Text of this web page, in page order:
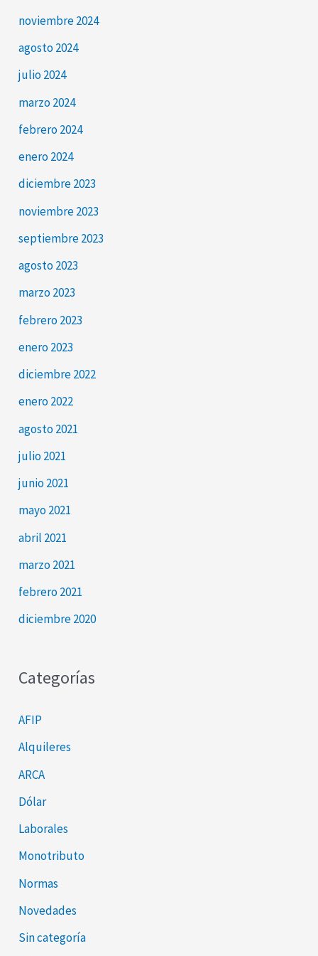
noviembre 2024
agosto 2024
julio 2024
marzo 2024
febrero 2024
enero 2024
diciembre 2023
noviembre 2023
septiembre 2023
agosto 2023
marzo 2023
febrero 2023
enero 2023
diciembre 2022
enero 2022
agosto 2021
julio 2021
junio 2021
mayo 2021
abril 2021
marzo 2021
febrero 2021
diciembre 2020
Categorías
AFIP
Alquileres
ARCA
Dólar
Laborales
Monotributo
Normas
Novedades
Sin categoría